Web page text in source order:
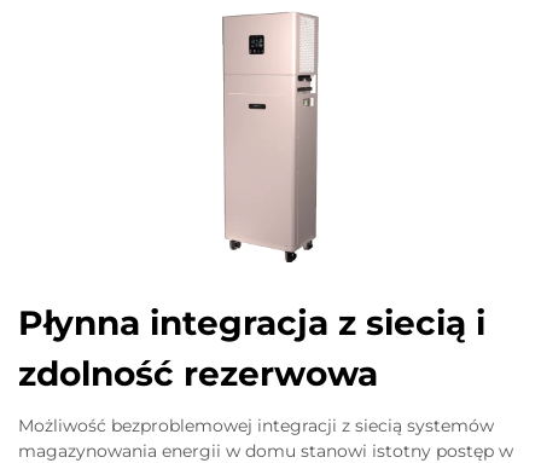
Płynna integracja z siecią i
zdolność rezerwowa
Możliwość bezproblemowej integracji z siecią systemów
magazynowania energii w domu stanowi istotny postęp w